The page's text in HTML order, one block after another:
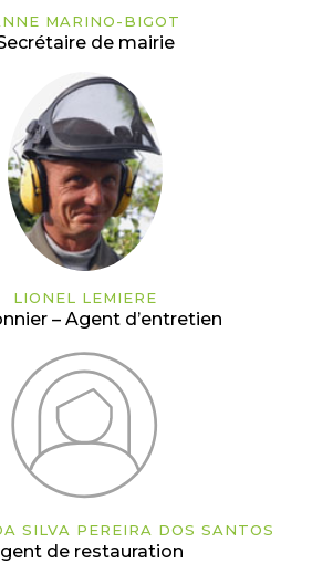
MARINO-BIGOT
de mairie
LIONEL LEMIERE
– Agent d’entretien
SILVA PEREIRA DOS SANTOS
de restauration